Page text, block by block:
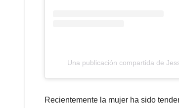
Una publicación compartida de
Recientemente la mujer ha sido